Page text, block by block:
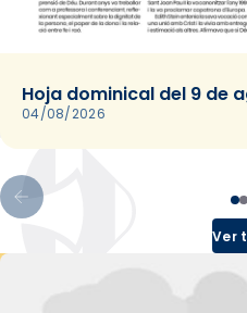
Hoja dominical del 9 de
04/08/2026
Ver